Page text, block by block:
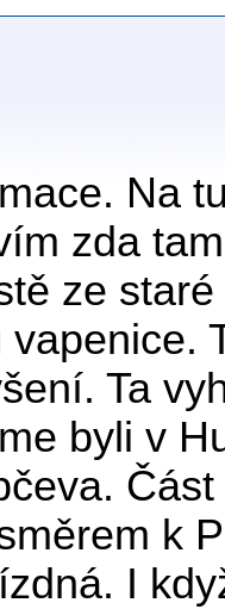
Na
zda
ze
Ta
byli v
k
I